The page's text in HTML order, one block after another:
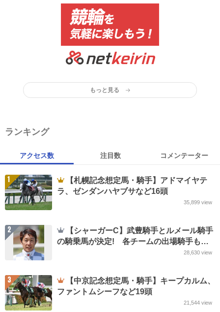
もっと見る
ランキング
アクセス数 注目数 コメンテーター
1
【札幌記念想定馬・騎手】アドマイヤテ
ラ、ゼンダンハヤブサなど16頭
35,899 view
2
【シャーガーC】武豊騎手とルメール騎手
の騎乗馬が決定! 各チームの出場騎手も
28,630 view
3
【中京記念想定馬・騎手】キープカルム、
ファントムシーフなど19頭
21,544 view